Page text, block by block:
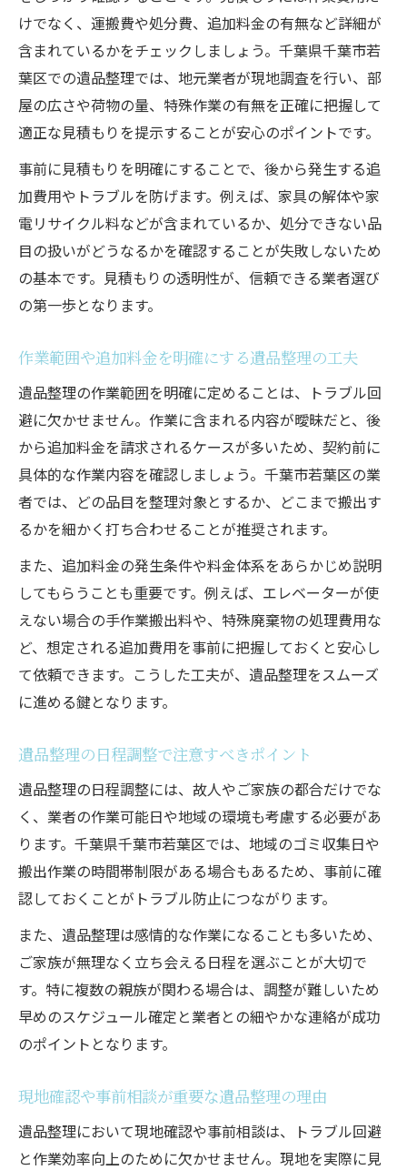
けでなく、運搬費や処分費、追加料金の有無など詳細が
含まれているかをチェックしましょう。千葉県千葉市若
葉区での遺品整理では、地元業者が現地調査を行い、部
屋の広さや荷物の量、特殊作業の有無を正確に把握して
適正な見積もりを提示することが安心のポイントです。
事前に見積もりを明確にすることで、後から発生する追
加費用やトラブルを防げます。例えば、家具の解体や家
電リサイクル料などが含まれているか、処分できない品
目の扱いがどうなるかを確認することが失敗しないため
の基本です。見積もりの透明性が、信頼できる業者選び
の第一歩となります。
作業範囲や追加料金を明確にする遺品整理の工夫
遺品整理の作業範囲を明確に定めることは、トラブル回
避に欠かせません。作業に含まれる内容が曖昧だと、後
から追加料金を請求されるケースが多いため、契約前に
具体的な作業内容を確認しましょう。千葉市若葉区の業
者では、どの品目を整理対象とするか、どこまで搬出す
るかを細かく打ち合わせることが推奨されます。
また、追加料金の発生条件や料金体系をあらかじめ説明
してもらうことも重要です。例えば、エレベーターが使
えない場合の手作業搬出料や、特殊廃棄物の処理費用な
ど、想定される追加費用を事前に把握しておくと安心し
て依頼できます。こうした工夫が、遺品整理をスムーズ
に進める鍵となります。
遺品整理の日程調整で注意すべきポイント
遺品整理の日程調整には、故人やご家族の都合だけでな
く、業者の作業可能日や地域の環境も考慮する必要があ
ります。千葉県千葉市若葉区では、地域のゴミ収集日や
搬出作業の時間帯制限がある場合もあるため、事前に確
認しておくことがトラブル防止につながります。
また、遺品整理は感情的な作業になることも多いため、
ご家族が無理なく立ち会える日程を選ぶことが大切で
す。特に複数の親族が関わる場合は、調整が難しいため
早めのスケジュール確定と業者との細やかな連絡が成功
のポイントとなります。
現地確認や事前相談が重要な遺品整理の理由
遺品整理において現地確認や事前相談は、トラブル回避
と作業効率向上のために欠かせません。現地を実際に見